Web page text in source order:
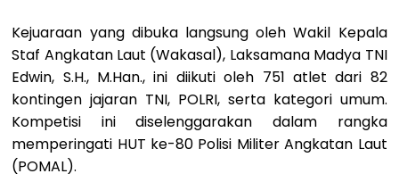
Kejuaraan yang dibuka langsung oleh Wakil Kepala
Staf Angkatan Laut (Wakasal), Laksamana Madya TNI
Edwin, S.H., M.Han., ini diikuti oleh 751 atlet dari 82
kontingen jajaran TNI, POLRI, serta kategori umum.
Kompetisi ini diselenggarakan dalam rangka
memperingati HUT ke-80 Polisi Militer Angkatan Laut
(POMAL).